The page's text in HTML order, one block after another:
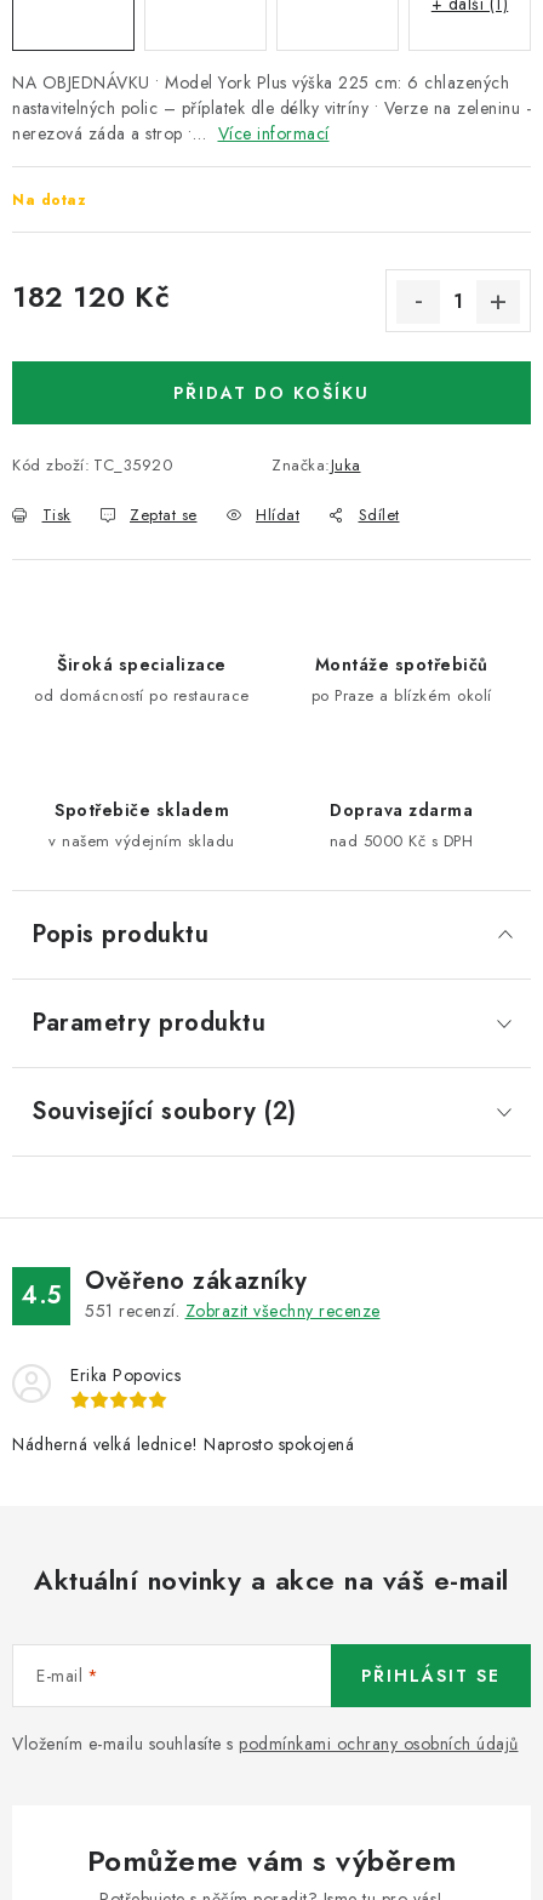
NA OBJEDNÁVKU • Model York Plus výška 225 cm: 6 chlazených
nastavitelných polic – příplatek dle délky vitríny • Verze na zeleninu -
nerezová záda a strop •… Více informací
Na dotaz
182 120 Kč
PŘIDAT DO KOŠÍKU
Kód zboží: TC_35920 Značka:Juka
Tisk Zeptat se Hlídat Sdílet
Široká specializace
od domácností po restaurace
Montáže spotřebičů
po Praze a blízkém okolí
Spotřebiče skladem
v našem výdejním skladu
Doprava zdarma
nad 5000 Kč s DPH
Popis produktu
Parametry produktu
Související soubory (2)
4.5 Ověřeno zákazníky
551 recenzí. Zobrazit všechny recenze
Erika Popovics
Nádherná velká lednice! Naprosto spokojená
Aktuální novinky a akce na váš e-mail
E-mail
Vložením e-mailu souhlasíte s podmínkami ochrany osobních údajů
PŘIHLÁSIT SE
Pomůžeme vám s výběrem